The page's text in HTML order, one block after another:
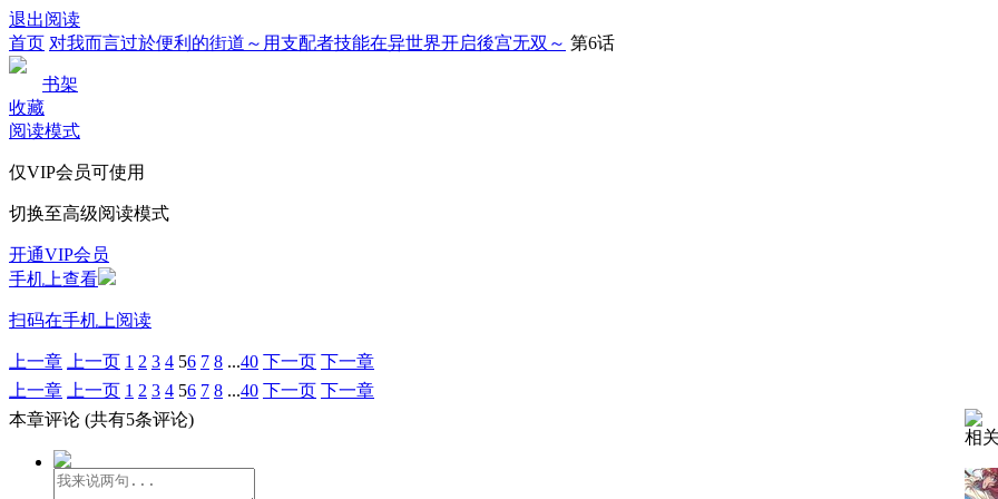
退出阅读
首页 对我而言过於便利的街道～用支配者技能在异世界开启後宫无双～ 第6话
书架
收藏
阅读模式
仅VIP会员可使用
切换至高级阅读模式
开通VIP会员
手机上查看
扫码在手机上阅读
上一章 上一页 1 2 3 4 56 7 8 ...40 下一页 下一章
上一章
上一页 1 2 3 4 56 7 8 ...40 下一页 下一章
本章评论 (共有5条评论)
相